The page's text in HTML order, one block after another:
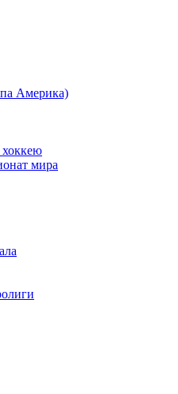
Америка)
мира